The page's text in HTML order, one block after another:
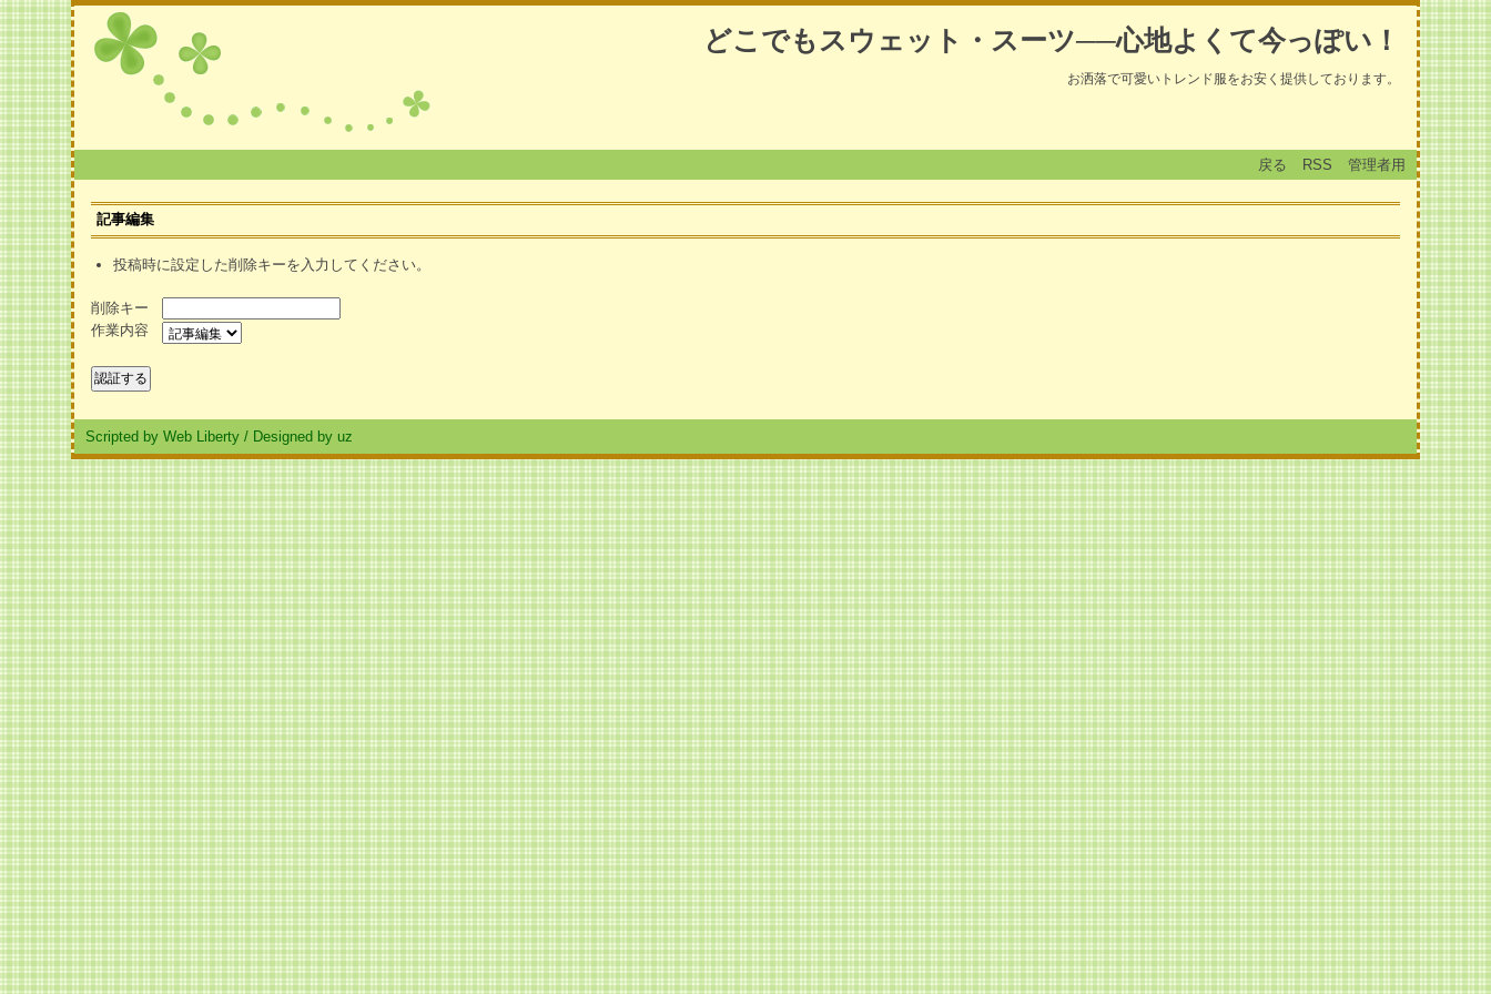
どこでもスウェット・スーツ──心地よくて今っぽい！
お洒落で可愛いトレンド服をお安く提供しております。
戻る RSS 管理者用
記事編集
投稿時に設定した削除キーを入力してください。
削除キー
作業内容
Scripted by Web Liberty / Designed by uz